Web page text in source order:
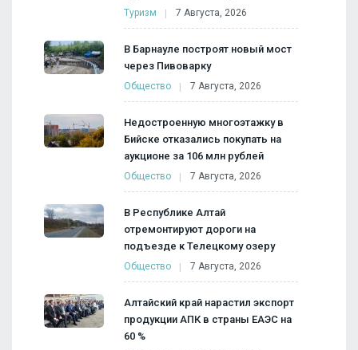
Туризм 7 Августа, 2026
В Барнауле построят новый мост
через Пивоварку
Общество 7 Августа, 2026
Недостроенную многоэтажку в
Бийске отказались покупать на
аукционе за 106 млн рублей
Общество 7 Августа, 2026
В Республике Алтай
отремонтируют дороги на
подъезде к Телецкому озеру
Общество 7 Августа, 2026
Алтайский край нарастил экспорт
продукции АПК в страны ЕАЭС на
60 %